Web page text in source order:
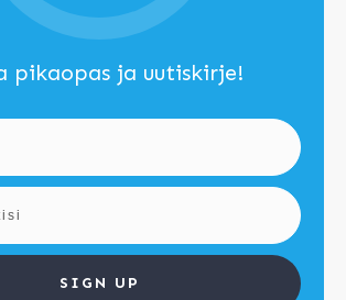
pikaopas ja uutiskirje!
SIGN UP